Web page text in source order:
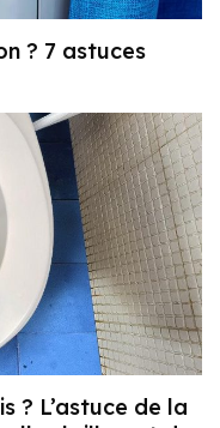
? 7 astuces
? L’astuce de la